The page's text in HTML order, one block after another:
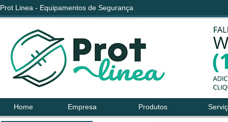
Prot Linea - Equipamentos de Segurança
Home Empresa Produtos